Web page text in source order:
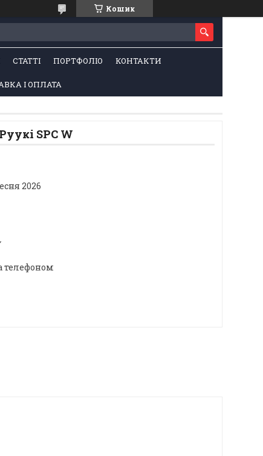
Кошик
СТАТТІ ПОРТФОЛІО КОНТАКТИ
І ОПЛАТА
SPC W
2026
телефоном